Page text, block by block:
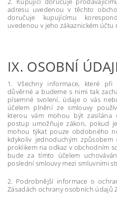
adresu uvedenou v těchto
doručuje kupujícímu
uvedenou v jeho zákaznickém účtu
IX. OSOBNÍ
1. Všechny informace, které
důvěrné a budeme s nimi tak
písemné svolení, údaje o vás
účelem plnění ze smlouvy
kterou vám mohou být
postup umožňuje zákon, pokud
mohou týkat pouze obdobného
kdykoliv jednoduchým
proklikem na odkaz v obchodním
bude za tímto účelem
poslední smlouvy mezi smluvními
2. Podrobnější informace o
Zásadách ochrany osobních údajů